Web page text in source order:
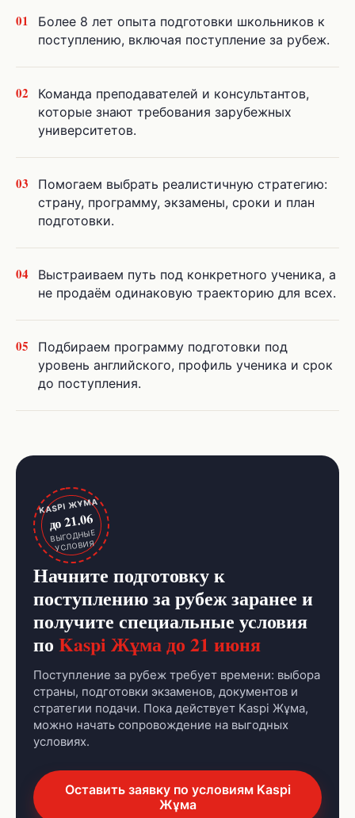
01
Более 8 лет опыта подготовки школьников к
поступлению, включая поступление за рубеж.
02
Команда преподавателей и консультантов,
которые знают требования зарубежных
университетов.
03
Помогаем выбрать реалистичную стратегию:
страну, программу, экзамены, сроки и план
подготовки.
04
Выстраиваем путь под конкретного ученика, а
не продаём одинаковую траекторию для всех.
05
Подбираем программу подготовки под
уровень английского, профиль ученика и срок
до поступления.
KASPI ЖҰМА
до 21.06
ВЫГОДНЫЕ
УСЛОВИЯ
Начните подготовку к
поступлению за рубеж заранее и
получите специальные условия
по Kaspi Жұма до 21 июня
Поступление за рубеж требует времени: выбора
страны, подготовки экзаменов, документов и
стратегии подачи. Пока действует Kaspi Жұма,
можно начать сопровождение на выгодных
условиях.
Оставить заявку по условиям Kaspi
Жұма